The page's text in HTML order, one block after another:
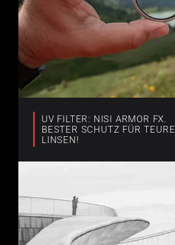
UV FILTER: NISI ARMOR FX.
BESTER SCHUTZ FÜR TEURE
LINSEN!